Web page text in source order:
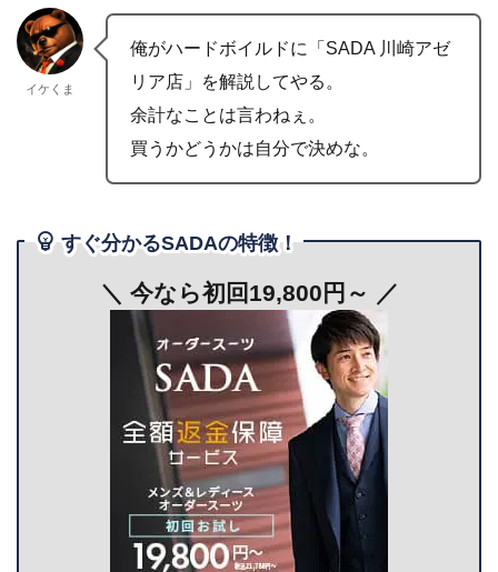
イケくま
俺がハードボイルドに「SADA 川崎アゼ
リア店」を解説してやる。
余計なことは言わねぇ。
買うかどうかは自分で決めな。
すぐ分かるSADAの特徴！
＼ 今なら初回19,800円～ ／